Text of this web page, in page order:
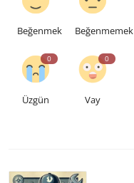
Beğenmek Beğenmemek
0
Üzgün
0
Vay